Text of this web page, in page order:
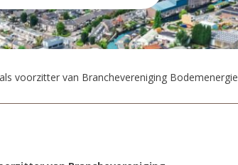
voorzitter van Branchevereniging Bodemenergie